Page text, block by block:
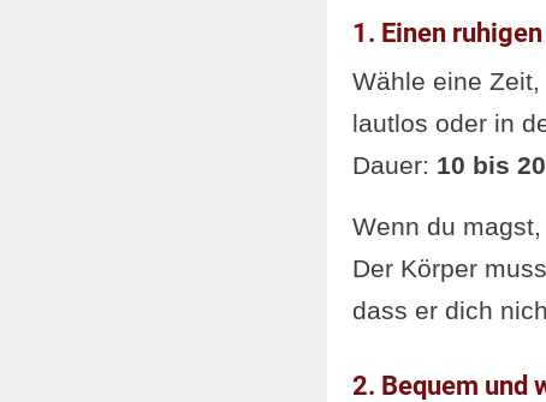
1. Einen
Wähle eine
lautlos oder in
Dauer: 10 bis
Wenn du
Der Körper
dass er dich
2. Bequem und